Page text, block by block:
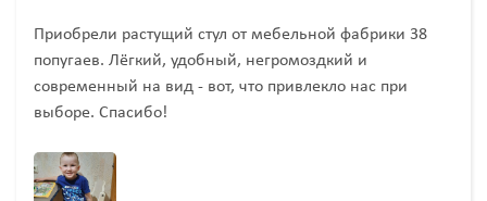
Приобрели растущий стул от мебельной фабрики 38
попугаев. Лёгкий, удобный, негромоздкий и
современный на вид - вот, что привлекло нас при
выборе. Спасибо!